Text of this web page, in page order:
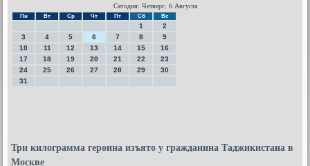
Сегодня: Четверг, 6 Августа
Пн Вт Ср Чт Пт Сб Вс
1
2
3
4 5 6 7 8
9
10
11 12 13 14 15
16
17
18 19 20 21 22
23
24
25 26 27 28 29
30
31
Три килограмма героина изъято у гражданина Таджикистана в
Москве